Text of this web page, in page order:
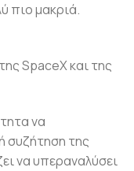
πιο μακριά.
SpaceX και της
να
συζήτηση της
να υπεραναλύσει